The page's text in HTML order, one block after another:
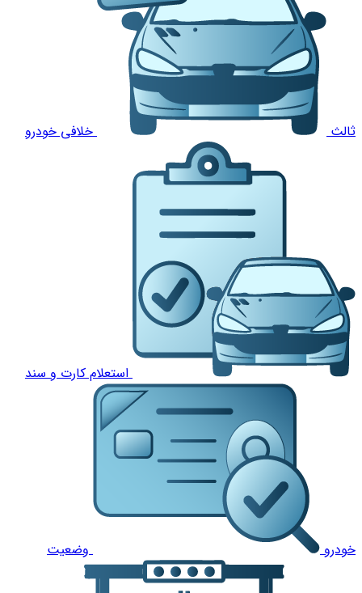
ثالث خلافی خودرو
استعلام کارت و سند
خودرو وضعیت